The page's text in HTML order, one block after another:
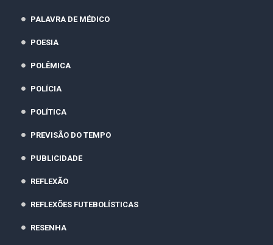
PALAVRA DE MÉDICO
POESIA
POLÊMICA
POLÍCIA
POLÍTICA
PREVISÃO DO TEMPO
PUBLICIDADE
REFLEXÃO
REFLEXÕES FUTEBOLÍSTICAS
RESENHA